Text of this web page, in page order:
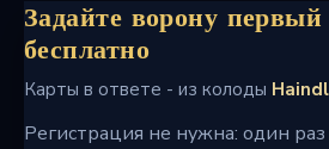
Задайте ворону
бесплатно
Карты в ответе - из колоды
Регистрация не нужна: один